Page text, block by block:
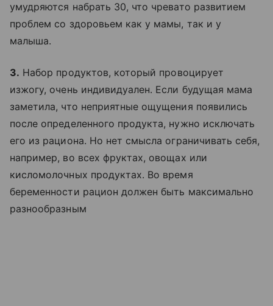
умудряются набрать 30, что чревато развитием
проблем со здоровьем как у мамы, так и у
малыша.
3. Набор продуктов, который провоцирует
изжогу, очень индивидуален. Если будущая мама
заметила, что неприятные ощущения появились
после определенного продукта, нужно исключать
его из рациона. Но нет смысла ограничивать себя,
например, во всех фруктах, овощах или
кисломолочных продуктах. Во время
беременности рацион должен быть максимально
разнообразным